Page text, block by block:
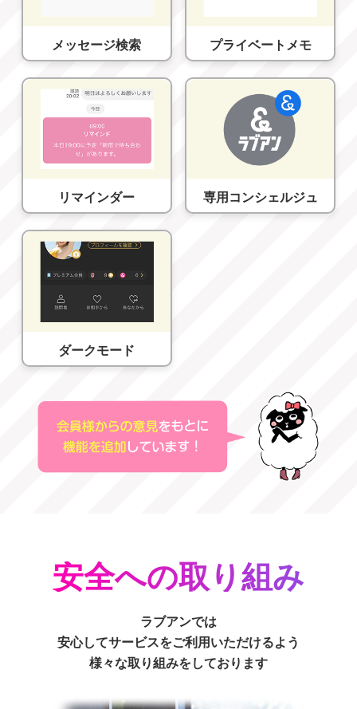
メッセージ検索 プライベートメモ
リマインダー 専用コンシェルジュ
ダークモード
安全への取り組み
ラブアンでは
安心してサービスをご利用いただけるよう
様々な取り組みをしております